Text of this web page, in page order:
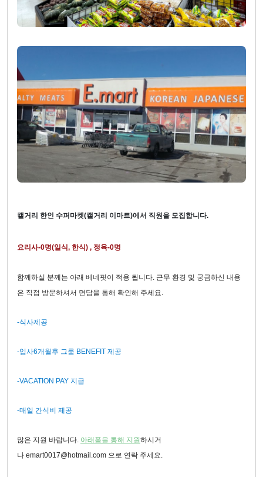
캘거리 한인 수퍼마켓(캘거리 이마트)에서 직원을 모집합니다.
요리사-0명(일식, 한식) , 정육-0명
함께하실 분께는 아래 베네핏이 적용 됩니다. 근무 환경 및 궁금하신 내용
은 직접 방문하셔서 면담을 통해 확인해 주세요.
-식사제공
-입사6개월후 그룹 BENEFIT 제공
-VACATION PAY 지급
-매일 간식비 제공
많은 지원 바랍니다. 아래폼을 통해 지원하시거
나 emart0017@hotmail.com 으로 연락 주세요.